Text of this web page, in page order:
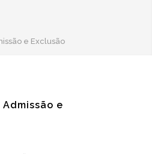
e Exclusão
e